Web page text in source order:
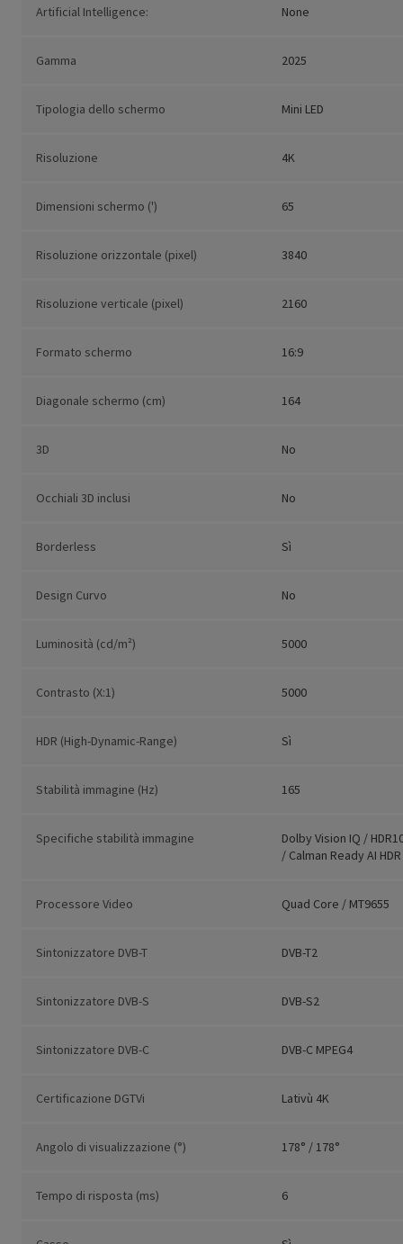
Artificial Intelligence: None
Gamma 2025
Tipologia dello schermo Mini LED
Risoluzione 4K
Dimensioni schermo (') 65
Risoluzione orizzontale (pixel) 3840
Risoluzione verticale (pixel) 2160
Formato schermo 16:9
Diagonale schermo (cm) 164
3D No
Occhiali 3D inclusi No
Borderless Sì
Design Curvo No
Luminosità (cd/m²) 5000
Contrasto (X:1) 5000
HDR (High-Dynamic-Range) Sì
Stabilità immagine (Hz) 165
Specifiche stabilità immagine
Dolby Vision IQ /
/ Calman Ready AI
Processore Video Quad Core / MT9655
Sintonizzatore DVB-T DVB-T2
Sintonizzatore DVB-S DVB-S2
Sintonizzatore DVB-C DVB-C MPEG4
Certificazione DGTVi Lativù 4K
Angolo di visualizzazione (°) 178° / 178°
Tempo di risposta (ms) 6